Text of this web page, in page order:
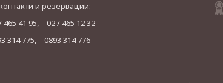
и резервации:
465 41 95,
02 / 465 12 32
314 775,
0893 314 776